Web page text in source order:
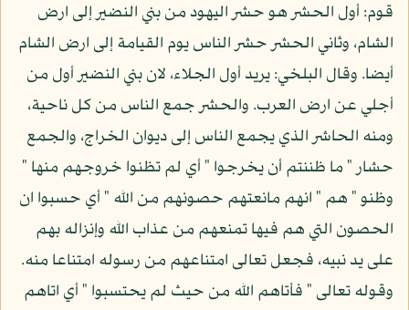
قوم: أول الحشر هو حشر اليهود من بني النضير إلى ارض
الشام، وثاني الحشر حشر الناس يوم القيامة إلى ارض الشام
أيضا. وقال البلخي: يريد أول الجلاء، لان بني النضير أول من
أجلي عن ارض العرب. والحشر جمع الناس من كل ناحية،
ومنه الحاشر الذي يجمع الناس إلى ديوان الخراج، والجمع
حشار " ما ظننتم أن يخرجوا " أي لم تظنوا خروجهم منها "
وظنو " هم " انهم مانعتهم حصونهم من الله " أي حسبوا ان
الحصون التي هم فيها تمنعهم من عذاب الله وإنزاله بهم
على يد نبيه، فجعل تعالى امتناعهم من رسوله امتناعا منه.
وقوله تعالى " فأتاهم الله من حيث لم يحتسبوا " أي اتاهم